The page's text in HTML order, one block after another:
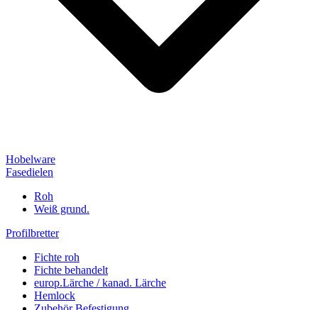
Hobelware
Fasedielen
Roh
Weiß grund.
Profilbretter
Fichte roh
Fichte behandelt
europ.Lärche / kanad. Lärche
Hemlock